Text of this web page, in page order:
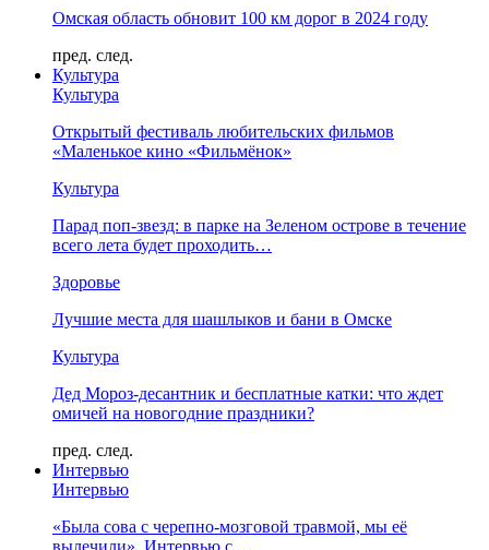
Омская область обновит 100 км дорог в 2024 году
пред. след.
Культура
Культура
Открытый фестиваль любительских фильмов
«Маленькое кино «Фильмёнок»
Культура
Парад поп-звезд: в парке на Зеленом острове в течение
всего лета будет проходить…
Здоровье
Лучшие места для шашлыков и бани в Омске
Культура
Дед Мороз-десантник и бесплатные катки: что ждет
омичей на новогодние праздники?
пред. след.
Интервью
Интервью
«Была сова с черепно-мозговой травмой, мы её
вылечили». Интервью с…